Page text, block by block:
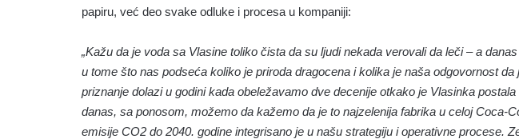
papiru, već deo svake odluke i procesa u kompaniji:
„Kažu da je voda sa Vlasine toliko čista da su ljudi nekada verovali da leči – a
u tome što nas podseća koliko je priroda dragocena i kolika je naša odgovornost
priznanje dolazi u godini kada obeležavamo dve decenije otkako je Vlasinka
danas, sa ponosom, možemo da kažemo da je to najzelenija fabrika u celoj Coca-
emisije CO2 do 2040. godine integrisano je u našu strategiju i operativne procese.